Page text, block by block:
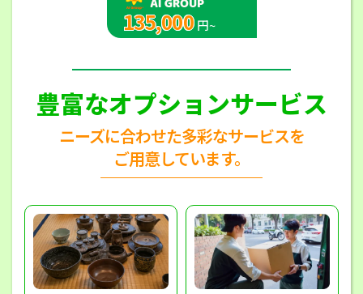
135,000 円~
豊富なオプションサービス
ニーズに合わせた多彩なサービスを
ご用意しています。